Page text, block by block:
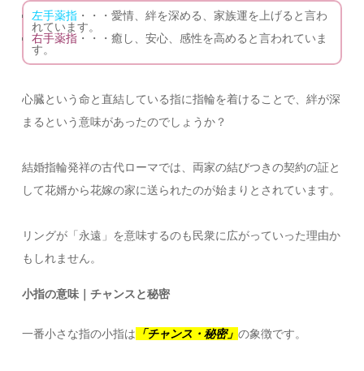
左手薬指 ・・・愛情、絆を深める、家族運を上げると言わ
れています。
右手薬指 ・・・癒し、安心、感性を高めると言われていま
す。
心臓という命と直結している指に指輪を着けることで、絆が深
まるという意味があったのでしょうか？
結婚指輪発祥の古代ローマでは、両家の結びつきの契約の証と
して花婿から花嫁の家に送られたのが始まりとされています。
リングが「永遠」を意味するのも民衆に広がっていった理由か
もしれません。
小指の意味｜チャンスと秘密
一番小さな指の小指は 「チャンス・秘密」の象徴です。
人差し指の意味｜勝負事を掴み良縁を繋ぐ
中指の意味｜創造力を高め仕事運UP
薬指の意味｜愛と絆を深める
まとめ
【展示会速報！】
ご予約＆お問合せ